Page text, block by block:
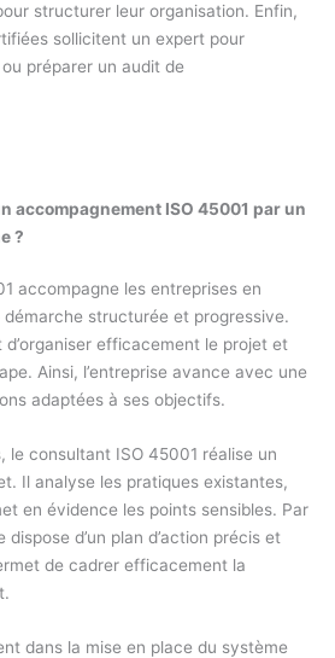
structurer leur organisation. Enfin,
sollicitent un expert pour
préparer un audit de
accompagnement ISO 45001 par un
?
accompagne les entreprises en
structurée et progressive.
efficacement le projet et
Ainsi, l’entreprise avance avec une
adaptées à ses objectifs.
le consultant ISO 45001 réalise un
Il analyse les pratiques existantes,
en évidence les points sensibles. Par
dispose d’un plan d’action précis et
de cadrer efficacement la
dans la mise en place du système